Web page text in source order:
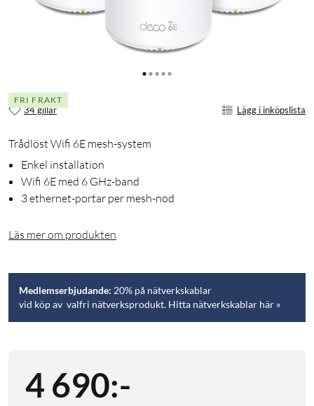
FRI FRAKT
34 gillar Lägg i inköpslista
Trådlöst Wifi 6E mesh-system
Enkel installation
Wifi 6E med 6 GHz-band
3 ethernet-portar per mesh-nod
Läs mer om produkten
Medlemserbjudande: 20% på nätverkskablar
vid köp av valfri nätverksprodukt. Hitta nätverkskablar här »
4 690:-